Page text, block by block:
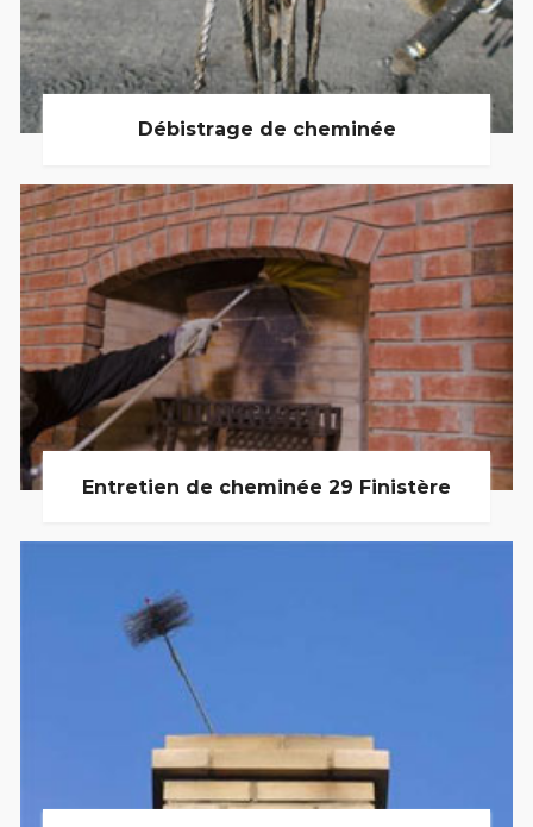
Débistrage de cheminée
Entretien de cheminée 29 Finistère